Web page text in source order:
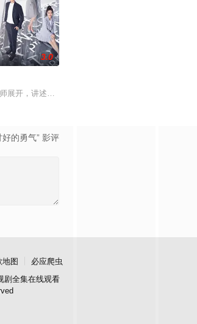
脸颊微热，还听见自己加速的心跳声……
阴婚”。他与女探长穆英搭档，侦破阎王娶亲、五鬼运
。甲午战争后，国家蒙羞，张謇虽高中状元，却渴
3.0
展开，讲述了他们在中意合作项目中面对专业挑战与
好的勇气” 影评
地图
必应爬虫
剧全集在线观看